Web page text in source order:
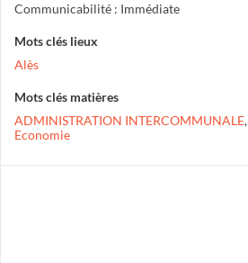
Communicabilité : Immédiate
Mots clés lieux
Alès
Mots clés matières
ADMINISTRATION INTERCOMMUNALE,
Economie